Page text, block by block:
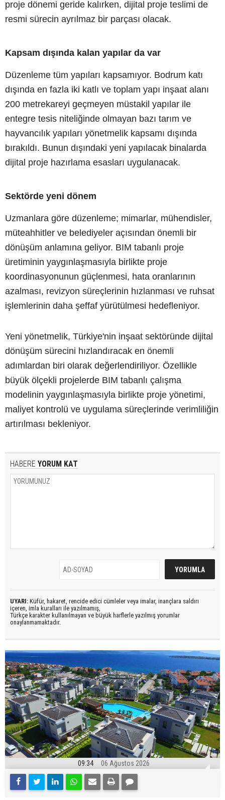
proje dönemi geride kalırken, dijital proje teslimi de
resmi sürecin ayrılmaz bir parçası olacak.
Kapsam dışında kalan yapılar da var
Düzenleme tüm yapıları kapsamıyor. Bodrum katı
dışında en fazla iki katlı ve toplam yapı inşaat alanı
200 metrekareyi geçmeyen müstakil yapılar ile
entegre tesis niteliğinde olmayan bazı tarım ve
hayvancılık yapıları yönetmelik kapsamı dışında
bırakıldı. Bunun dışındaki yeni yapılacak binalarda
dijital proje hazırlama esasları uygulanacak.
Sektörde yeni dönem
Uzmanlara göre düzenleme; mimarlar, mühendisler,
müteahhitler ve belediyeler açısından önemli bir
dönüşüm anlamına geliyor. BIM tabanlı proje
üretiminin yaygınlaşmasıyla birlikte proje
koordinasyonunun güçlenmesi, hata oranlarının
azalması, revizyon süreçlerinin hızlanması ve ruhsat
işlemlerinin daha şeffaf yürütülmesi hedefleniyor.
Yeni yönetmelik, Türkiye'nin inşaat sektöründe dijital
dönüşüm sürecini hızlandıracak en önemli
adımlardan biri olarak değerlendiriliyor. Özellikle
büyük ölçekli projelerde BIM tabanlı çalışma
modelinin yaygınlaşmasıyla birlikte proje yönetimi,
maliyet kontrolü ve uygulama süreçlerinde verimliliğin
artırılması bekleniyor.
HABERE YORUM KAT
UYARI: Küfür, hakaret, rencide edici cümleler veya imalar, inançlara saldırı
içeren, imla kuralları ile yazılmamış,
Türkçe karakter kullanılmayan ve büyük harflerle yazılmış yorumlar
onaylanmamaktadır.
09:34 06 Ağustos 2026